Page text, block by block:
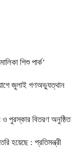
শিশু পার্ক’
জুলাই গণঅভ্যুত্থান
ও পুরস্কার বিতরণ অনুষ্ঠিত
হয়েছে : প্রতিমন্ত্রী